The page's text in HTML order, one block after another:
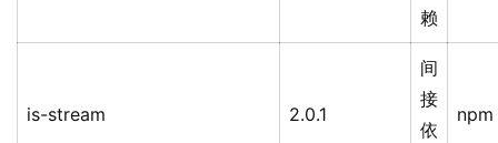
赖
is-stream 2.0.1
间
接
依
npm